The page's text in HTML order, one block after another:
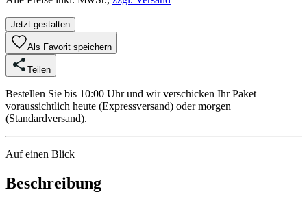
Jetzt gestalten
Als Favorit speichern
Teilen
Bestellen Sie bis 10:00 Uhr und wir verschicken Ihr Paket
voraussichtlich heute (Expressversand) oder morgen
(Standardversand).
Auf einen Blick
Beschreibung